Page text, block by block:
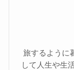
旅するように
して人生や生